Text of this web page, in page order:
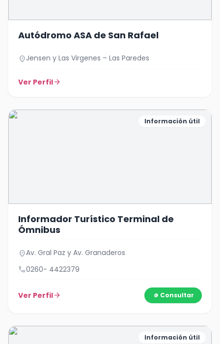
Autódromo ASA de San Rafael
location_onJensen y Las Virgenes – Las Paredes
Ver Perfilarrow_forward
Información útil
Informador Turístico Terminal de
Ómnibus
location_onAv. Gral Paz y Av. Granaderos
call0260- 4422379
Ver Perfilarrow_forward Consultar
Información útil